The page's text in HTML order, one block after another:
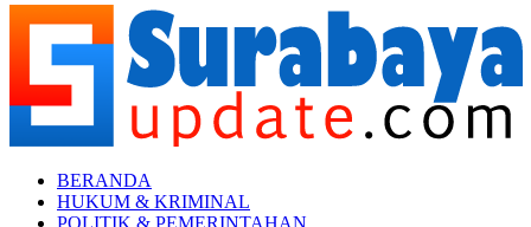
BERANDA
HUKUM & KRIMINAL
POLITIK & PEMERINTAHAN